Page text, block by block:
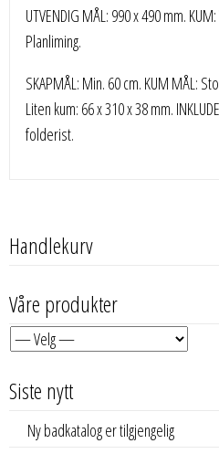
UTVENDIG MÅL: 990 x 490 mm.
Planliming.
SKAPMÅL: Min. 60 cm. KUM MÅL:
Liten kum: 66 x 310 x 38 mm.
folderist.
Handlekurv
Våre produkter
Siste nytt
Ny badkatalog er tilgjengelig